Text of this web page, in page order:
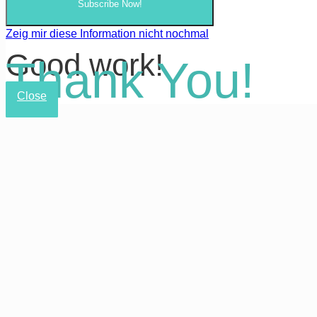
Subscribe Now!
Zeig mir diese Information nicht nochmal
Good work!
Thank You!
Close